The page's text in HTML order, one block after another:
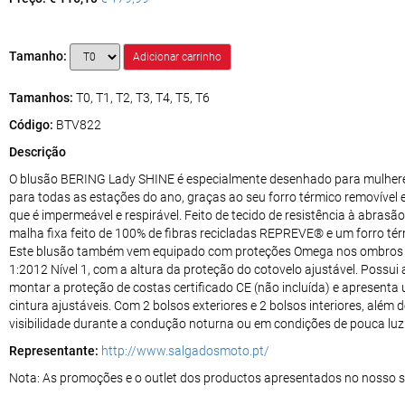
Tamanho:
Tamanhos: T0, T1, T2, T3, T4, T5, T6
Código: BTV822
Descrição
O blusão BERING Lady SHINE é especialmente desenhado para
para todas as estações do ano, graças ao seu forro térmico removível
que é impermeável e respirável. Feito de tecido de resistência à
malha fixa feito de 100% de fibras recicladas REPREVE® e um forro
Este blusão também vem equipado com proteções Omega nos
1:2012 Nível 1, com a altura da proteção do cotovelo ajustável.
montar a proteção de costas certificado CE (não incluída) e apresenta
cintura ajustáveis. Com 2 bolsos exteriores e 2 bolsos interiores, além
visibilidade durante a condução noturna ou em condições de pouca luz.
Representante: http://www.salgadosmoto.pt/
Nota: As promoções e o outlet dos productos apresentados no nosso